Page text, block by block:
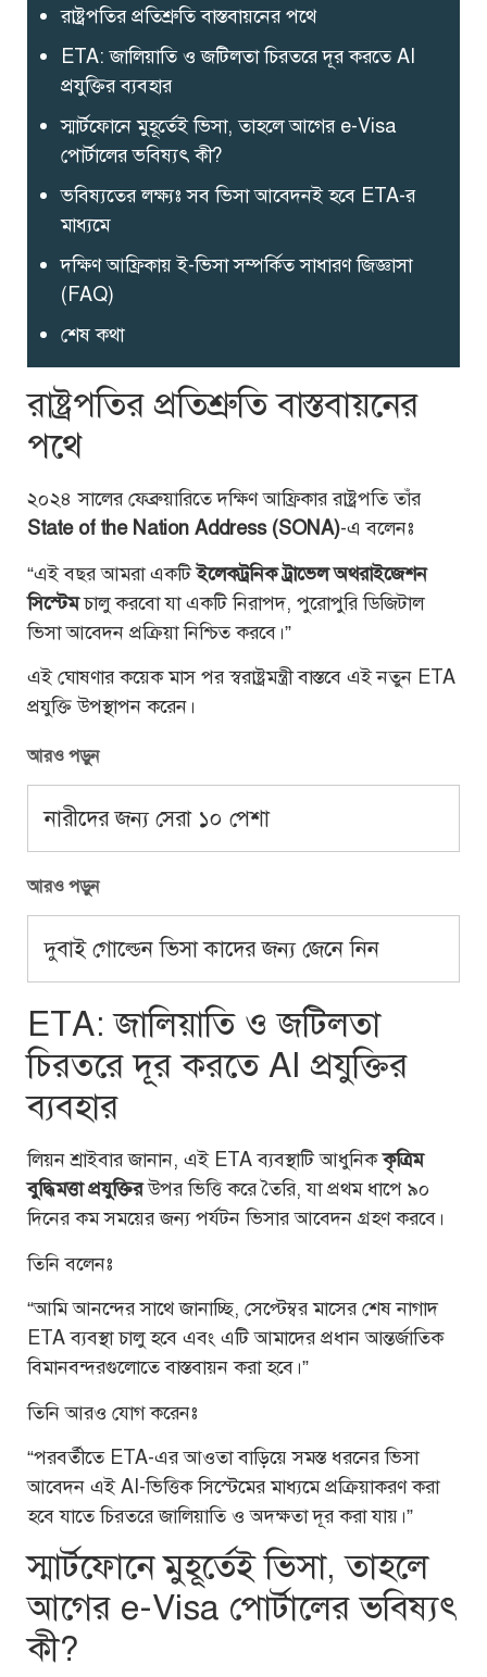
রাষ্ট্রপতির প্রতিশ্রুতি বাস্তবায়নের পথে
ETA: জালিয়াতি ও জটিলতা চিরতরে দূর করতে AI
প্রযুক্তির ব্যবহার
স্মার্টফোনে মুহূর্তেই ভিসা, তাহলে আগের e-Visa
পোর্টালের ভবিষ্যৎ কী?
ভবিষ্যতের লক্ষ্যঃ সব ভিসা আবেদনই হবে ETA-র
মাধ্যমে
দক্ষিণ আফ্রিকায় ই-ভিসা সম্পর্কিত সাধারণ জিজ্ঞাসা
(FAQ)
শেষ কথা
রাষ্ট্রপতির প্রতিশ্রুতি বাস্তবায়নের
পথে
২০২৪ সালের ফেব্রুয়ারিতে দক্ষিণ আফ্রিকার রাষ্ট্রপতি তাঁর
State of the Nation Address (SONA)-এ বলেনঃ
“এই বছর আমরা একটিইলেকট্রনিক ট্রাভেল অথরাইজেশন
সিস্টেমচালু করবো যা একটি নিরাপদ, পুরোপুরি ডিজিটাল
ভিসা আবেদন প্রক্রিয়া নিশ্চিত করবে।”
এই ঘোষণার কয়েক মাস পর স্বরাষ্ট্রমন্ত্রী বাস্তবে এই নতুন ETA
প্রযুক্তি উপস্থাপন করেন।
আরও পড়ুন
নারীদের জন্য সেরা ১০ পেশা
আরও পড়ুন
দুবাই গোল্ডেন ভিসা কাদের জন্য জেনে নিন
ETA: জালিয়াতি ও জটিলতা
চিরতরে দূর করতে AI প্রযুক্তির
ব্যবহার
লিয়ন শ্রাইবার জানান, এই ETA ব্যবস্থাটি আধুনিককৃত্রিম
বুদ্ধিমত্তা প্রযুক্তিরউপর ভিত্তি করে তৈরি, যা প্রথম ধাপে ৯০
দিনের কম সময়ের জন্য পর্যটন ভিসার আবেদন গ্রহণ করবে।
তিনি বলেনঃ
“আমি আনন্দের সাথে জানাচ্ছি, সেপ্টেম্বর মাসের শেষ নাগাদ
ETA ব্যবস্থা চালু হবে এবং এটি আমাদের প্রধান আন্তর্জাতিক
বিমানবন্দরগুলোতে বাস্তবায়ন করা হবে।”
তিনি আরও যোগ করেনঃ
“পরবর্তীতে ETA-এর আওতা বাড়িয়ে সমস্ত ধরনের ভিসা
আবেদন এই AI-ভিত্তিক সিস্টেমের মাধ্যমে প্রক্রিয়াকরণ করা
হবে যাতে চিরতরে জালিয়াতি ও অদক্ষতা দূর করা যায়।”
স্মার্টফোনে মুহূর্তেই ভিসা, তাহলে
আগের e-Visa পোর্টালের ভবিষ্যৎ
কী?